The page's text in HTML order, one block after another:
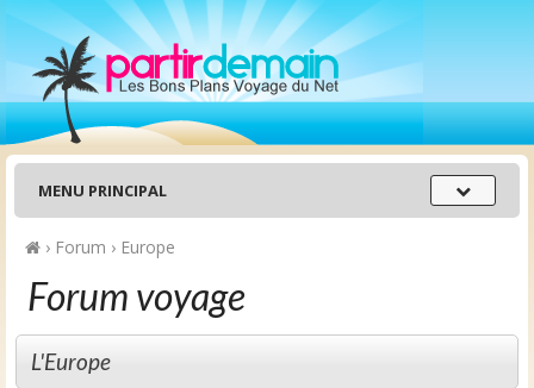
Menu
principal
MENU PRINCIPAL
› Forum › Europe
Forum voyage
L'Europe